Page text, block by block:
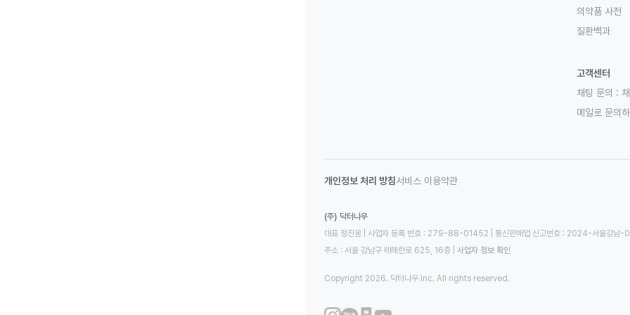
의약품 사전
질환백과
고객센터
채팅 문의 :
메일로 문의하
개인정보 처리 방침서비스 이용약관
(주) 닥터나우
대표 정진웅 | 사업자 등록 번호 : 279-88-01452 | 통신판매업 신고번호 : 2024-서울강남
주소 : 서울 강남구 테헤란로 625, 16층
사업자 정보 확인
Copyright 2026. 닥터나우 Inc. All rights reserved.